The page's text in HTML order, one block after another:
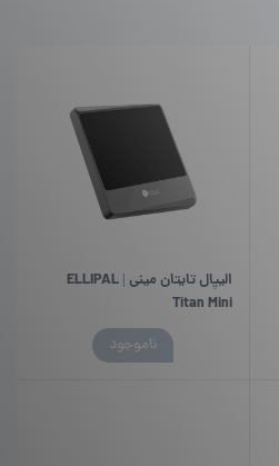
الیپال تایتان مینی | ELLIPAL
Titan Mini
ناموجود